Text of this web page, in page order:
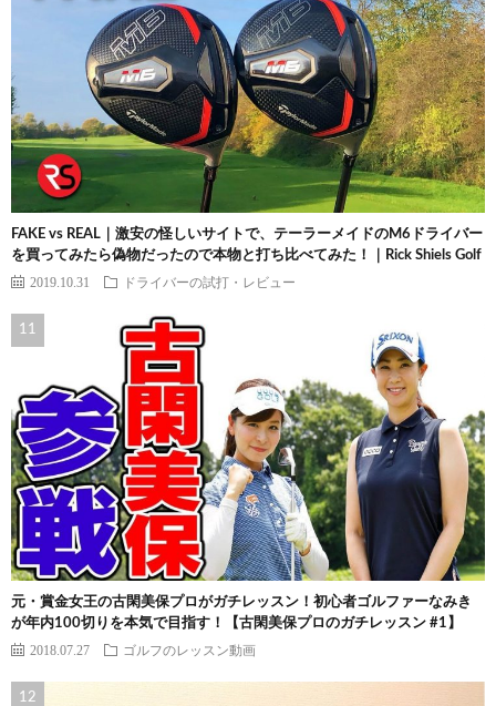
FAKE vs REAL｜激安の怪しいサイトで、テーラーメイドのM6ドライバー
を買ってみたら偽物だったので本物と打ち比べてみた！｜Rick Shiels Golf
2019.10.31 ドライバーの試打・レビュー
元・賞金女王の古閑美保プロがガチレッスン！初心者ゴルファーなみき
が年内100切りを本気で目指す！【古閑美保プロのガチレッスン #1】
2018.07.27 ゴルフのレッスン動画